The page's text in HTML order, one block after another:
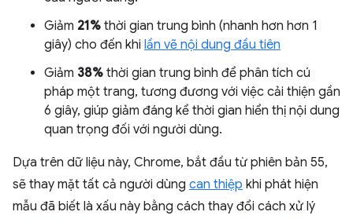
Giảm 21% thời gian trung bình (nhanh hơn hơn 1
giây) cho đến khi lần vẽ nội dung đầu tiên
Giảm 38% thời gian trung bình để phân tích cú
pháp một trang, tương đương với việc cải thiện gần
6 giây, giúp giảm đáng kể thời gian hiển thị nội dung
quan trọng đối với người dùng.
Dựa trên dữ liệu này, Chrome, bắt đầu từ phiên bản 55,
sẽ thay mặt tất cả người dùng can thiệp khi phát hiện
mẫu đã biết là xấu này bằng cách thay đổi cách xử lý